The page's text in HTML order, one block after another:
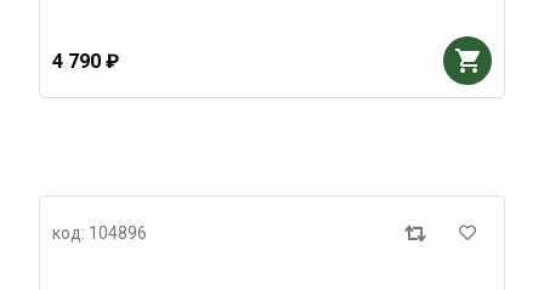
4 790 ₽
код: 104896